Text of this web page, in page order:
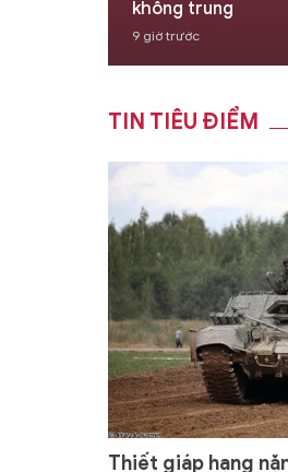
không trung
9 giờ trước
TIN TIÊU ĐIỂM
Thiết giáp hạng